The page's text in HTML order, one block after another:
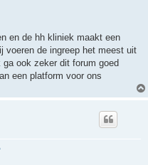
en de hh kliniek maakt een
voeren de ingreep het meest uit
ook zeker dit forum goed
een platform voor ons